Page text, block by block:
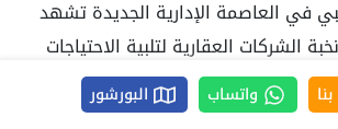
في العاصمة الإدارية الجديدة تشهد
الشركات العقارية لتلبية الاحتياجات
لذلك نضع بين ناظريك جدول مقارنة
بين كمبوند جانورا الحي السكني
واتساب البورشور